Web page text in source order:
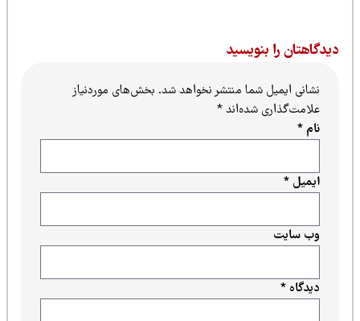
را بنویسید
نشانی ایمیل شما منتشر نخواهد شد.بخش‌های موردنیاز
علامت‌گذاری شده‌اند*
دیدگاه*
ایمیل*
وب‌ سایت